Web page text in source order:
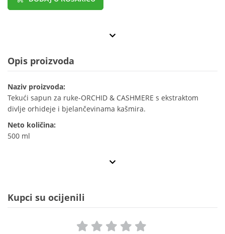
Opis proizvoda
Naziv proizvoda:
Tekući sapun za ruke-ORCHID & CASHMERE s ekstraktom
divlje orhideje i bjelančevinama kašmira.
Neto količina:
500 ml
Kupci su ocijenili